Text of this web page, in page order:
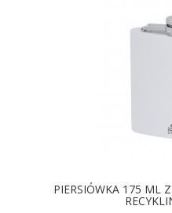
PIERSIÓWKA 175 ML